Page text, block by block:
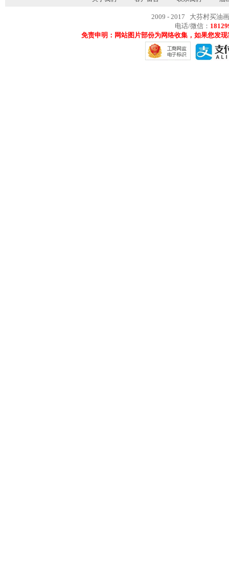
2009 - 2017 大芬村买油
电话/微信：
免责申明：网站图片部份为网络收集，如果您发